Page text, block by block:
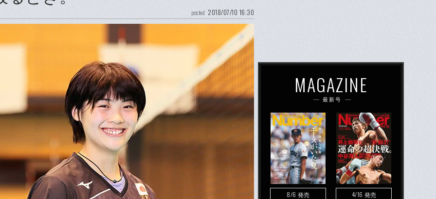
posted 2018/07/10 16:30
MAGAZINE
最新号
8/6 発売 4/16 発売